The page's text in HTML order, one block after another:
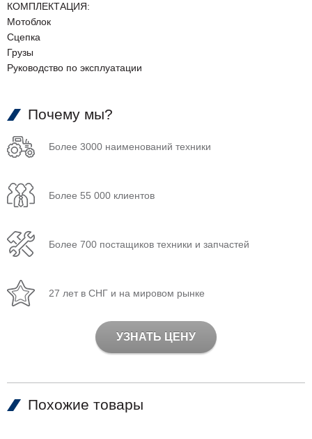
КОМПЛЕКТАЦИЯ:
Мотоблок
Сцепка
Грузы
Руководство по эксплуатации
Почему мы?
Более 3000 наименований техники
Более 55 000 клиентов
Более 700 постащиков техники и запчастей
27 лет в СНГ и на мировом рынке
УЗНАТЬ ЦЕНУ
Похожие товары